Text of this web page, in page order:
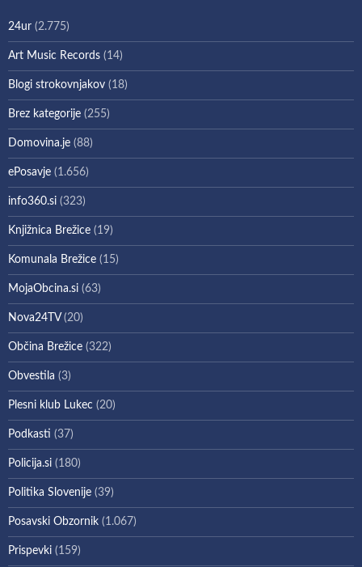
24ur (2.775)
Art Music Records (14)
Blogi strokovnjakov (18)
Brez kategorije (255)
Domovina.je (88)
ePosavje (1.656)
info360.si (323)
Knjižnica Brežice (19)
Komunala Brežice (15)
MojaObcina.si (63)
Nova24TV(20)
Občina Brežice (322)
Obvestila (3)
Plesni klub Lukec (20)
Podkasti (37)
Policija.si (180)
Politika Slovenije (39)
Posavski Obzornik (1.067)
Prispevki (159)